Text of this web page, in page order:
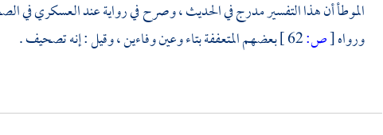
الموطأ أن هذا التفسير مدرج في الحديث ، وصرح في رواية عندالعسكريفي
ورواه[ص: بعضهم المتعففة بتاء وعين وفاءين ، وقيل : إنه تصحيف .